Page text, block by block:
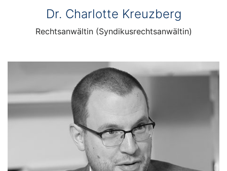
Dr. Charlotte Kreuzberg
Rechtsanwältin (Syndikusrechtsanwältin)